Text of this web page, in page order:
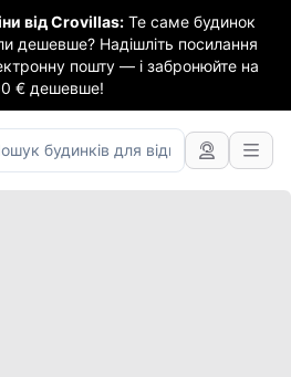
від Crovillas: Те саме будинок
дешевше? Надішліть посилання
пошту — і забронюйте на
€ дешевше!